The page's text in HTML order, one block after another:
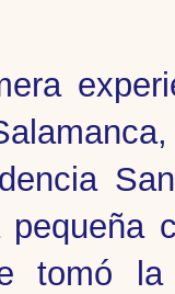
pequeña
tomó